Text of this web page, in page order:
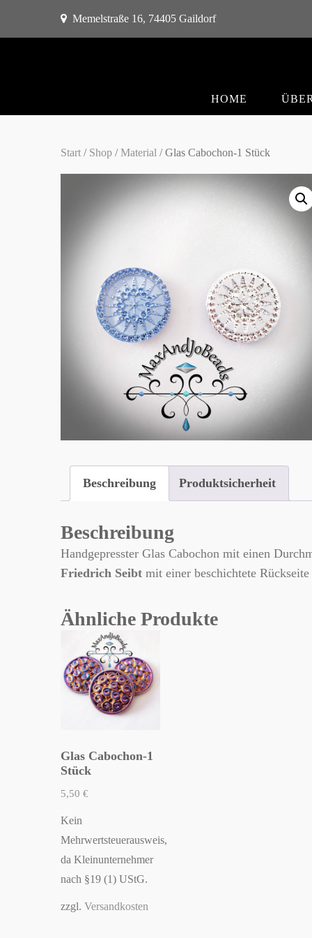
Memelstraße 16, 74405 Gaildorf
HOME
Start / Shop /Material / Glas Cabochon-1 Stück
Beschreibung Produktsicherheit
Beschreibung
Handgepresster Glas Cabochon mit einen
Friedrich Seibt mit einer beschichtete
Ähnliche Produkte
Glas Cabochon-1
Stück
5,50 €
Kein
Mehrwertsteuerausweis,
da Kleinunternehmer
nach §19 (1) UStG.
zzgl. Versandkosten